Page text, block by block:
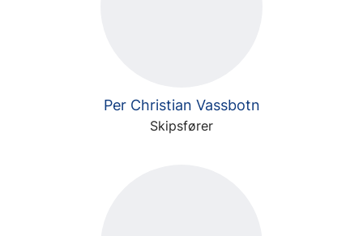
Per Christian Vassbotn
Skipsfører